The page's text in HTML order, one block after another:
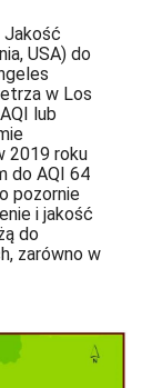
Jakość
USA) do
w Los
lub
2019 roku
do AQI 64
pozornie
i jakość
do
zarówno w